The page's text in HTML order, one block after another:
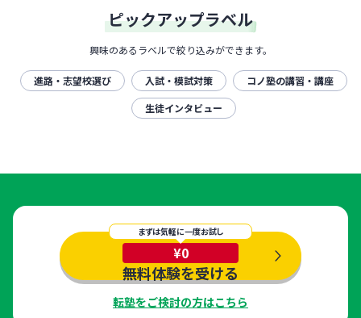
ピックアップラベル
興味のあるラベルで絞り込みができます。
進路・志望校選び 入試・模試対策
コノ塾の講習・講座
生徒インタビュー
まずは気軽に一度お試し
¥0
無料体験を受ける
転塾をご検討の方はこちら